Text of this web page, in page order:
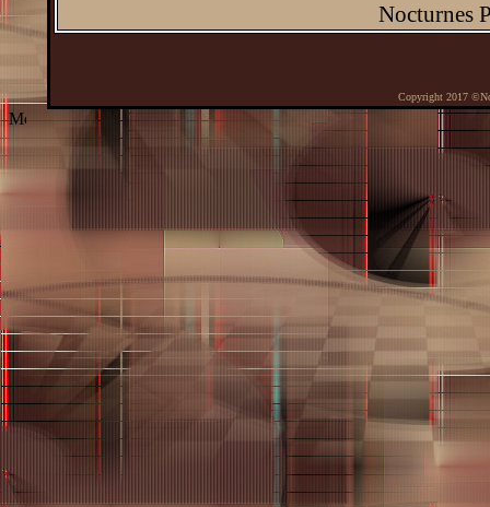
Nocturnes
Copyright 2017